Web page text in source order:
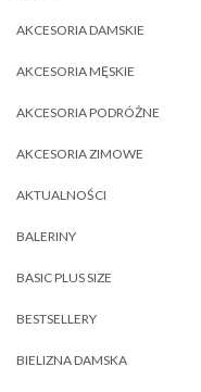
AKCESORIA DAMSKIE
AKCESORIA MĘSKIE
AKCESORIA PODRÓŻNE
AKCESORIA ZIMOWE
AKTUALNOŚCI
BALERINY
BASIC PLUS SIZE
BESTSELLERY
BIELIZNA DAMSKA